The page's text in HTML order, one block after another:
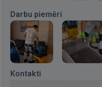
Darbu piemēri
Kontakti